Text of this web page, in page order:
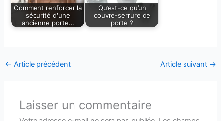
Comment renforcer la
sécurité d'une
ancienne porte…
Qu’est-ce qu’un
couvre-serrure de
porte ?
← Article précédent Article suivant →
Laisser un commentaire